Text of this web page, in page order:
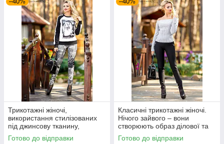
Трикотажні жіночі,
використання стилізованих
під джинсову тканину,
турецький трикотаж
Готово до відправки
Класичні трикотажні жіночі.
Нічого зайвого – вони
створюють образ ділової та
цілеспрямованої жінки.
Готово до відправки